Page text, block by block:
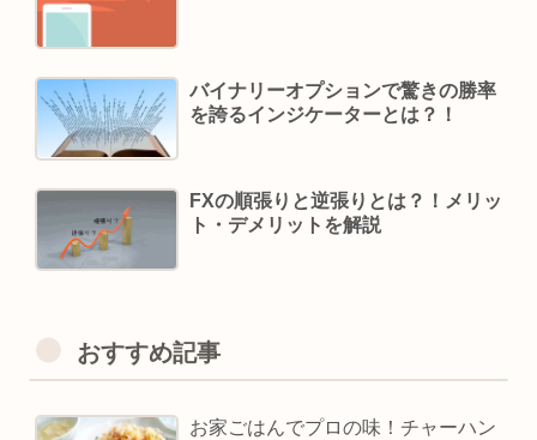
バイナリーオプションで驚きの勝率
を誇るインジケーターとは？！
FXの順張りと逆張りとは？！メリッ
ト・デメリットを解説
おすすめ記事
お家ごはんでプロの味！チャーハン